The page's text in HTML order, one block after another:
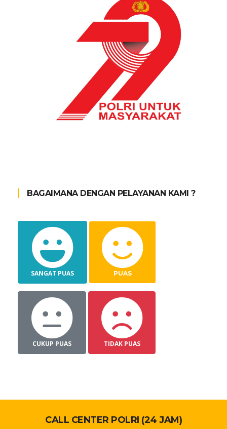
BAGAIMANA DENGAN PELAYANAN KAMI ?
SANGAT PUAS PUAS
CUKUP PUAS TIDAK PUAS
CALL CENTER POLRI (24 JAM)